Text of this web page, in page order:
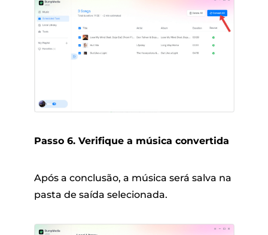
Passo 6. Verifique a música convertida
Após a conclusão, a música será salva na
pasta de saída selecionada.